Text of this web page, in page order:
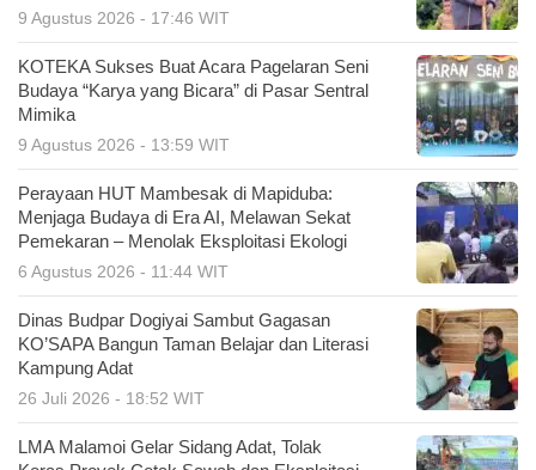
9 Agustus 2026 - 17:46 WIT
KOTEKA Sukses Buat Acara Pagelaran Seni
Budaya “Karya yang Bicara” di Pasar Sentral
Mimika
9 Agustus 2026 - 13:59 WIT
Perayaan HUT Mambesak di Mapiduba:
Menjaga Budaya di Era AI, Melawan Sekat
Pemekaran – Menolak Eksploitasi Ekologi
6 Agustus 2026 - 11:44 WIT
Dinas Budpar Dogiyai Sambut Gagasan
KO’SAPA Bangun Taman Belajar dan Literasi
Kampung Adat
26 Juli 2026 - 18:52 WIT
LMA Malamoi Gelar Sidang Adat, Tolak